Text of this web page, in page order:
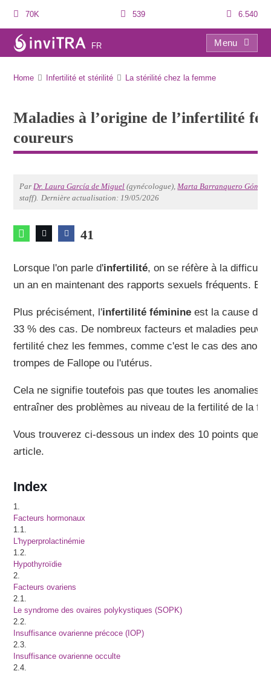
70K 539 6.540
FR
Menu
Home Infertilité et stérilité La stérilité chez la femme
Maladies à l’origine de l’infertilité
coureurs
ParDr. Laura García de Miguel (gynécologue),Marta Barranquero Gómez
staff). Dernière actualisation: 19/05/2026
41
Lorsque l'on parle d'infertilité, on se réfère à la
un an en maintenant des rapports sexuels fréquents.
Plus précisément, l'infertilité féminine est la cause de
33 % des cas. De nombreux facteurs et maladies
fertilité chez les femmes, comme c'est le cas des
trompes de Fallope ou l'utérus.
Cela ne signifie toutefois pas que toutes les anomalies
entraîner des problèmes au niveau de la fertilité de la
Vous trouverez ci-dessous un index des 10 points que
article.
Index
1.
Facteurs hormonaux
1.1.
L'hyperprolactinémie
1.2.
Hypothyroïdie
2.
Facteurs ovariens
2.1.
Le syndrome des ovaires polykystiques (SOPK)
2.2.
Insuffisance ovarienne précoce (IOP)
2.3.
Insuffisance ovarienne occulte
2.4.